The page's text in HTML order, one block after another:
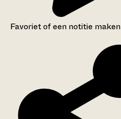
Favoriet of een notitie maken